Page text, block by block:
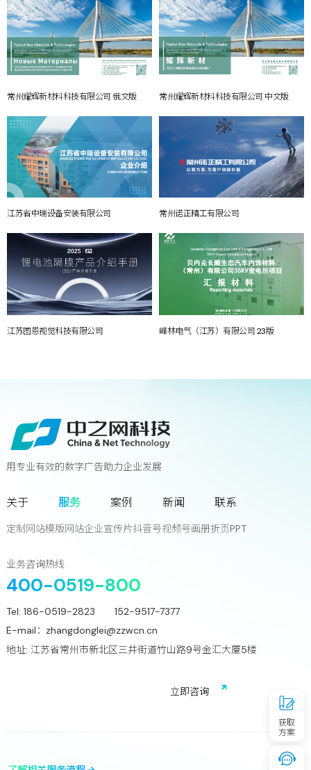
常州耀辉新材料科技有限公司 俄文版 常州耀辉新材料科技有限公司 中文版
江苏省中瑞设备安装有限公司 常州诺正精工有限公司
江苏图恩视觉科技有限公司 峰林电气（江苏）有限公司 23版
只差一次对话!
用专业有效的数字广告助力企业发展
获取
方案
关于 服务 案例 新闻 联系
定制网站模版网站企业宣传片抖音号视频号画册折页PPT
业务咨询热线
400-0519-800
Tel: 186-0519-2823 152-9517-7377
E-mail： zhangdonglei@zzwcn.cn
地址: 江苏省常州市新北区三井街道竹山路9号金汇大厦5楼
立即咨询